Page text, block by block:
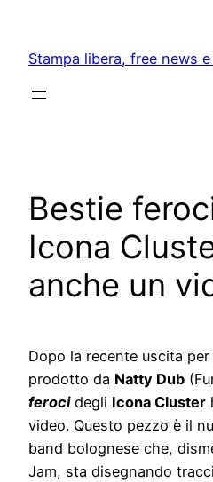
content
Stampa libera, free news
Bestie
Icona
anche un
Dopo la recente uscita per
prodotto da Natty Dub
ferocidegli Icona Cluster
video. Questo pezzo è il
band bolognese che,
Jam, sta disegnando